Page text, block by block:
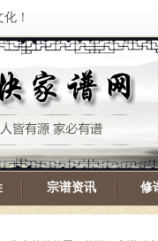
！
宗谱资讯 修